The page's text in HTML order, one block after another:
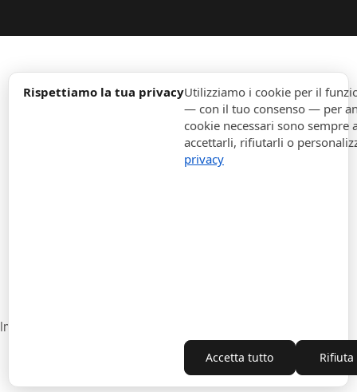
Rispettiamo la tua privacyUtilizziamo i cookie per il
— con il tuo consenso — per
cookie necessari sono
accettarli, rifiutarli o
privacy
Accetta tutto
expand_more
expand_more
Impostazioni cookie
Recesso dal contratto
Copyright © 2010-2026 ITALPOUF®